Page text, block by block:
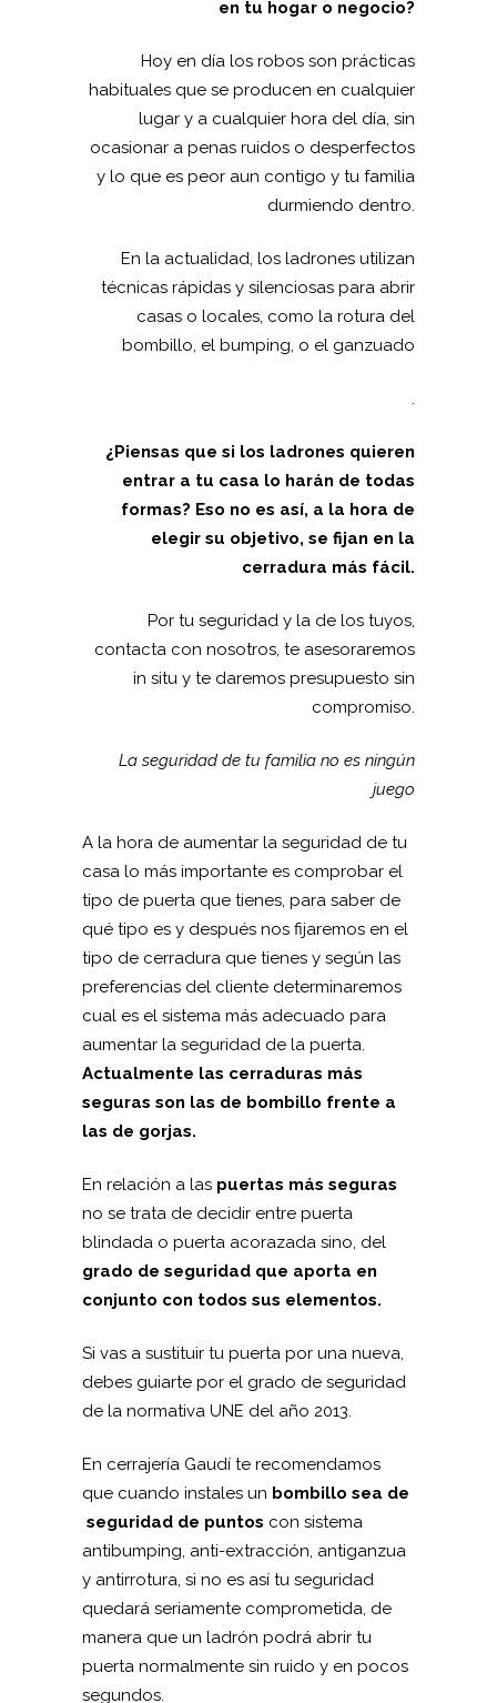
en tu hogar o negocio?
Hoy en día los robos son prácticas
habituales que se producen en cualquier
lugar y a cualquier hora del día, sin
ocasionar a penas ruidos o desperfectos
y lo que es peor aun contigo y tu familia
durmiendo dentro.
En la actualidad, los ladrones utilizan
técnicas rápidas y silenciosas para abrir
casas o locales, como la rotura del
bombillo, el bumping, o el ganzuado
.
¿Piensas que si los ladrones quieren
entrar a tu casa lo harán de todas
formas? Eso no es así, a la hora de
elegir su objetivo, se fijan en la
cerradura más fácil.
Por tu seguridad y la de los tuyos,
contacta con nosotros, te asesoraremos
in situ y te daremos presupuesto sin
compromiso.
La seguridad de tu familia no es ningún
juego
A la hora de aumentar la seguridad de tu
casa lo más importante es comprobar el
tipo de puerta que tienes, para saber de
qué tipo es y después nos fijaremos en el
tipo de cerradura que tienes y según las
preferencias del cliente determinaremos
cual es el sistema más adecuado para
aumentar la seguridad de la puerta.
Actualmente las cerraduras más
seguras son las de bombillo frente a
las de gorjas.
En relación a las puertas más seguras
no se trata de decidir entre puerta
blindada o puerta acorazada sino, del
grado de seguridad que aporta en
conjunto con todos sus elementos.
Si vas a sustituir tu puerta por una nueva,
debes guiarte por el grado de seguridad
de la normativa UNE del año 2013.
En cerrajería Gaudí te recomendamos
que cuando instales un bombillo sea de
seguridad de puntos con sistema
antibumping, anti-extracción, antiganzua
y antirrotura, si no es así tu seguridad
quedará seriamente comprometida, de
manera que un ladrón podrá abrir tu
puerta normalmente sin ruido y en pocos
segundos.